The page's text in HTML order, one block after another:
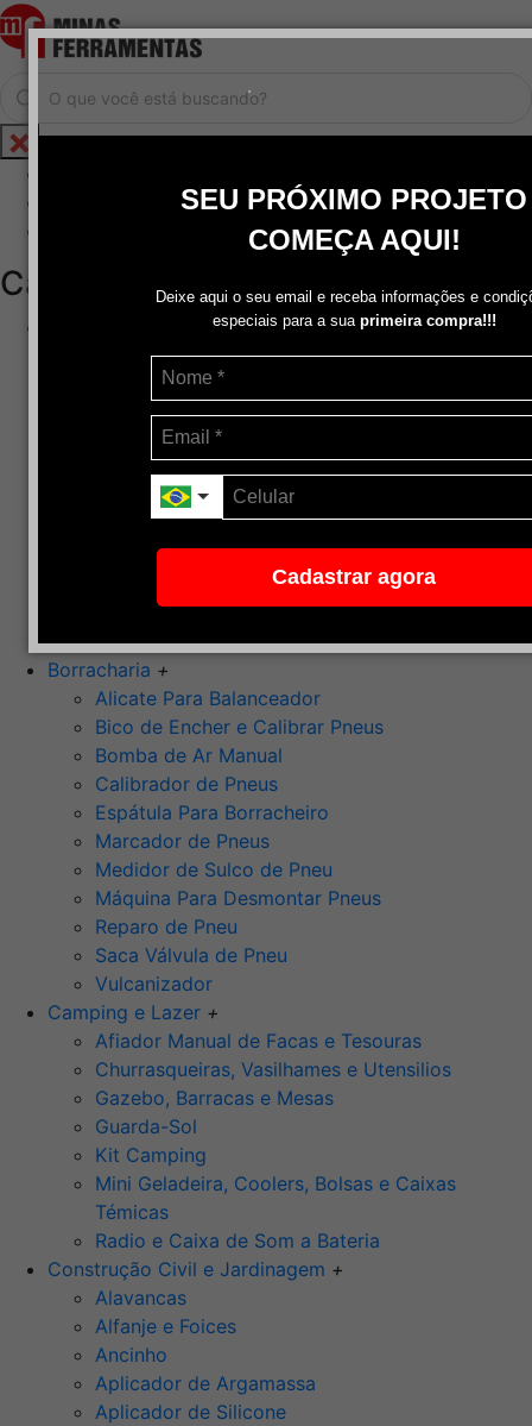
.
SEU PRÓXIMO PROJETO
COMEÇA AQUI!
Deixe aqui o seu email e receba informações e
especiais para a sua primeira compra!!!
Cadastrar agora
Cadastrar / Logar
Central de Atendimento
Categorias
Disco de Corte
Disco de Corte e Desbaste-Dupla Aplicação
Disco de Desbaste
Escovas de Aço
Escovas de Latão
Pasta Para Assentar Válvula
Pedra de Afiar
Ponta Montada (Oxido de Alumínio)
Rebolos
Borracharia +
Alicate Para Balanceador
Bico de Encher e Calibrar Pneus
Bomba de Ar Manual
Calibrador de Pneus
Espátula Para Borracheiro
Marcador de Pneus
Medidor de Sulco de Pneu
Máquina Para Desmontar Pneus
Reparo de Pneu
Saca Válvula de Pneu
Vulcanizador
Camping e Lazer +
Afiador Manual de Facas e Tesouras
Churrasqueiras, Vasilhames e Utensilios
Gazebo, Barracas e Mesas
Guarda-Sol
Kit Camping
Mini Geladeira, Coolers, Bolsas e Caixas
Témicas
Radio e Caixa de Som a Bateria
Construção Civil e Jardinagem +
Alavancas
Alfanje e Foices
Ancinho
Aplicador de Argamassa
Aplicador de Silicone